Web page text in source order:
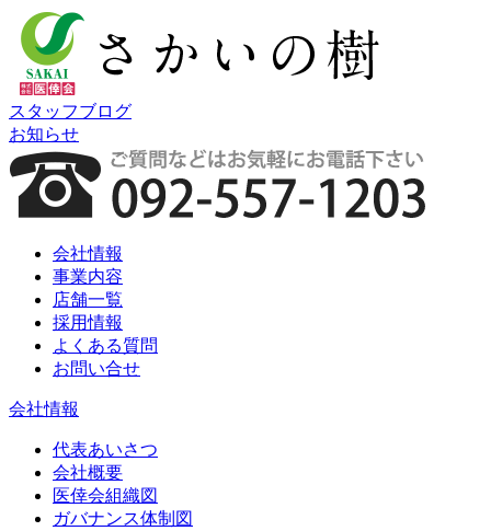
スタッフブログ
お知らせ
会社情報
事業内容
店舗一覧
採用情報
よくある質問
お問い合せ
会社情報
代表あいさつ
会社概要
医倖会組織図
ガバナンス体制図